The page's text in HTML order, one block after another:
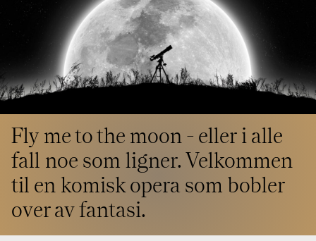
TSOs venner
Bærekraft & samfunn
TSO mot 2030
Opera
Barn & unge
TSO talent
Princess Astrid International Music Competition
Jobbe hos oss
Samarbeidspartnere
Nyheter
Fly me to the moon - eller i alle
fall noe som ligner. Velkommen
til en komisk opera som bobler
over av fantasi.